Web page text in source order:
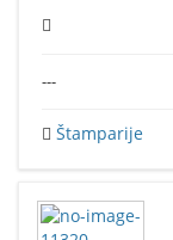
---
Štamparije